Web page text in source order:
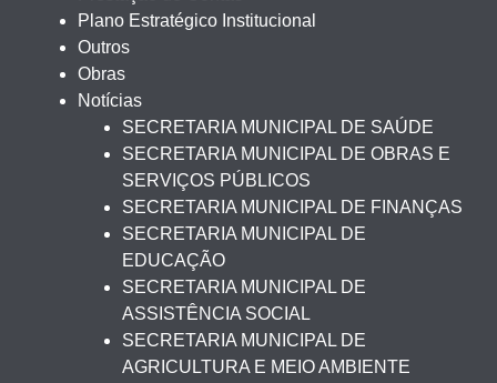
Plano Estratégico Institucional
Outros
Obras
Notícias
SECRETARIA MUNICIPAL DE SAÚDE
SECRETARIA MUNICIPAL DE OBRAS E
SERVIÇOS PÚBLICOS
SECRETARIA MUNICIPAL DE FINANÇAS
SECRETARIA MUNICIPAL DE
EDUCAÇÃO
SECRETARIA MUNICIPAL DE
ASSISTÊNCIA SOCIAL
SECRETARIA MUNICIPAL DE
AGRICULTURA E MEIO AMBIENTE